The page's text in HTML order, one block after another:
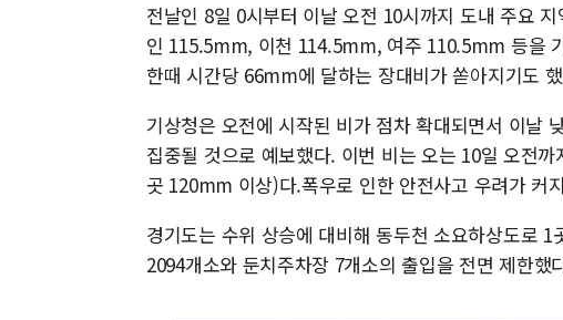
전날인 8일 0시부터 이날 오전 10시까지 도내 주요
인 115.5mm, 이천 114.5mm, 여주 110.5mm 등을
한때 시간당 66mm에 달하는 장대비가 쏟아지기도
기상청은 오전에 시작된 비가 점차 확대되면서 이날
집중될 것으로 예보했다. 이번 비는 오는 10일 오전
곳 120mm 이상)다.폭우로 인한 안전사고 우려가 커
경기도는 수위 상승에 대비해 동두천 소요하상도로
2094개소와 둔치주차장 7개소의 출입을 전면 제한했